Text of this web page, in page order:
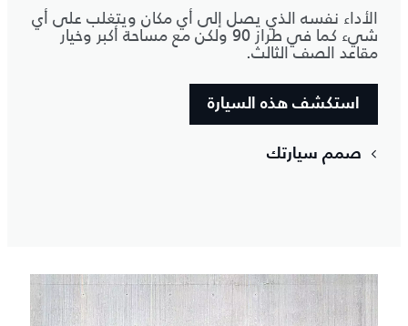
الأداء نفسه الذي يصل إلى أي مكان ويتغلب على أي
شيء كما في طراز 90 ولكن مع مساحة أكبر وخيار
مقاعد الصف الثالث.
استكشف هذه السيارة
صمم سيارتك